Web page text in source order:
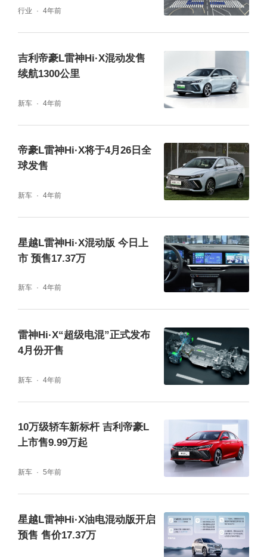
行业 4年前
吉利帝豪L雷神Hi·X混动发售
续航1300公里
新车 4年前
帝豪L雷神Hi·X将于4月26日全
球发售
新车 4年前
星越L雷神Hi·X混动版 今日上
市 预售17.37万
新车 4年前
雷神Hi·X“超级电混”正式发布
4月份开售
新车 4年前
10万级轿车新标杆 吉利帝豪L
上市售9.99万起
新车 5年前
星越L雷神Hi·X油电混动版开启
预售 售价17.37万